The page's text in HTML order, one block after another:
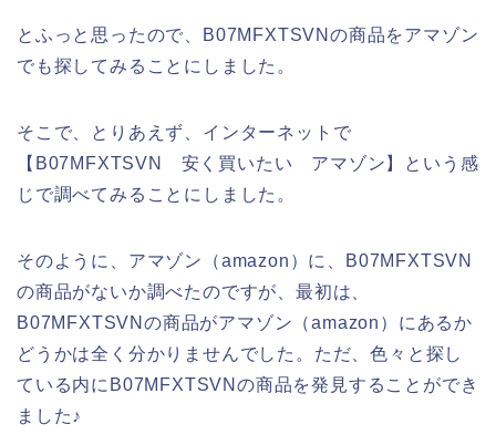
とふっと思ったので、B07MFXTSVNの商品をアマゾン
でも探してみることにしました。
そこで、とりあえず、インターネットで
【B07MFXTSVN 安く買いたい アマゾン】という感
じで調べてみることにしました。
そのように、アマゾン（amazon）に、B07MFXTSVN
の商品がないか調べたのですが、最初は、
B07MFXTSVNの商品がアマゾン（amazon）にあるか
どうかは全く分かりませんでした。ただ、色々と探し
ている内にB07MFXTSVNの商品を発見することができ
ました♪